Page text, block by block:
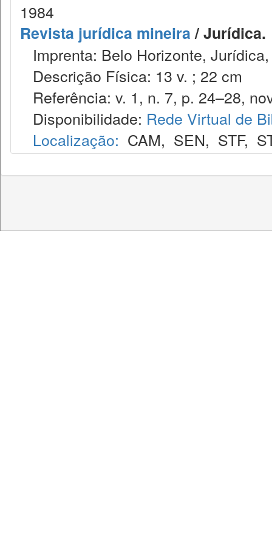
1984
Revista jurídica mineira/ Jurídica.
Imprenta: Belo Horizonte,
Descrição Física: 13 v. ; 22 cm
Referência: v. 1, n. 7, p. 24–28,
Disponibilidade: Rede Virtual de
Localização: CAM, SEN, STF,